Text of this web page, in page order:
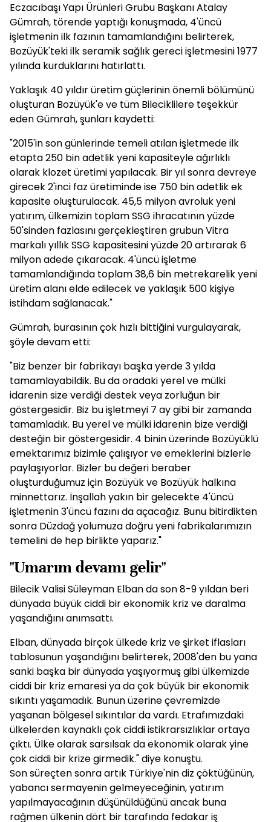
Eczacıbaşı Yapı Ürünleri Grubu Başkanı Atalay
Gümrah, törende yaptığı konuşmada, 4'üncü
işletmenin ilk fazının tamamlandığını belirterek,
Bozüyük'teki ilk seramik sağlık gereci işletmesini 1977
yılında kurduklarını hatırlattı.
Yaklaşık 40 yıldır üretim güçlerinin önemli bölümünü
oluşturan Bozüyük'e ve tüm Bileciklilere teşekkür
eden Gümrah, şunları kaydetti:
"2015'in son günlerinde temeli atılan işletmede ilk
etapta 250 bin adetlik yeni kapasiteyle ağırlıklı
olarak klozet üretimi yapılacak. Bir yıl sonra devreye
girecek 2'inci faz üretiminde ise 750 bin adetlik ek
kapasite oluşturulacak. 45,5 milyon avroluk yeni
yatırım, ülkemizin toplam SSG ihracatının yüzde
50'sinden fazlasını gerçekleştiren grubun Vitra
markalı yıllık SSG kapasitesini yüzde 20 artırarak 6
milyon adede çıkaracak. 4'üncü işletme
tamamlandığında toplam 38,6 bin metrekarelik yeni
üretim alanı elde edilecek ve yaklaşık 500 kişiye
istihdam sağlanacak."
Gümrah, burasının çok hızlı bittiğini vurgulayarak,
şöyle devam etti:
"Biz benzer bir fabrikayı başka yerde 3 yılda
tamamlayabildik. Bu da oradaki yerel ve mülki
idarenin size verdiği destek veya zorluğun bir
göstergesidir. Biz bu işletmeyi 7 ay gibi bir zamanda
tamamladık. Bu yerel ve mülki idarenin bize verdiği
desteğin bir göstergesidir. 4 binin üzerinde Bozüyüklü
emektarımız bizimle çalışıyor ve emeklerini bizlerle
paylaşıyorlar. Bizler bu değeri beraber
oluşturduğumuz için Bozüyük ve Bozüyük halkına
minnettarız. İnşallah yakın bir gelecekte 4'üncü
işletmenin 3'üncü fazını da açacağız. Bunu bitirdikten
sonra Düzdağ yolumuza doğru yeni fabrikalarımızın
temelini de hep birlikte yaparız."
"Umarım devamı gelir"
Bilecik Valisi Süleyman Elban da son 8-9 yıldan beri
dünyada büyük ciddi bir ekonomik kriz ve daralma
yaşandığını anımsattı.
Elban, dünyada birçok ülkede kriz ve şirket iflasları
tablosunun yaşandığını belirterek, 2008'den bu yana
sanki başka bir dünyada yaşıyormuş gibi ülkemizde
ciddi bir kriz emaresi ya da çok büyük bir ekonomik
sıkıntı yaşamadık. Bunun üzerine çevremizde
yaşanan bölgesel sıkıntılar da vardı. Etrafımızdaki
ülkelerden kaynaklı çok ciddi istikrarsızlıklar ortaya
çıktı. Ülke olarak sarsılsak da ekonomik olarak yine
çok ciddi bir krize girmedik." diye konuştu.
Son süreçten sonra artık Türkiye'nin diz çöktüğünün,
yabancı sermayenin gelmeyeceğinin, yatırım
yapılmayacağının düşünüldüğünü ancak buna
rağmen ülkenin dört bir tarafında fedakar iş